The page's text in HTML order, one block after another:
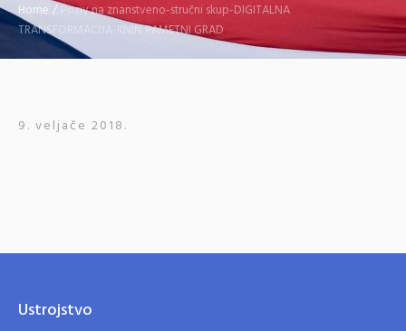
Home / Poziv na znanstveno-stručni skup-DIGITALNA
TRANSFORMACIJA-KNIN PAMETNI GRAD
9. veljače 2018.
Ustrojstvo